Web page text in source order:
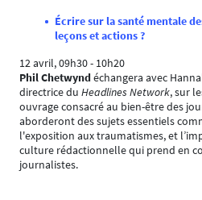
Écrire sur la santé mentale
leçons et actions ?
12 avril, 09h30 - 10h20
Phil Chetwyndéchangera avec
directrice du Headlines Network, sur
ouvrage consacré au bien-être des
aborderont des sujets essentiels
l'exposition aux traumatismes, et
culture rédactionnelle qui prend en
journalistes.